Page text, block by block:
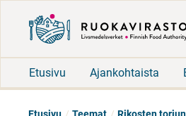
Etusivu Ajankohtaista